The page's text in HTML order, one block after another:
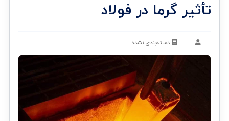
تأثیر گرما در فولاد
دسته‌بندی نشده